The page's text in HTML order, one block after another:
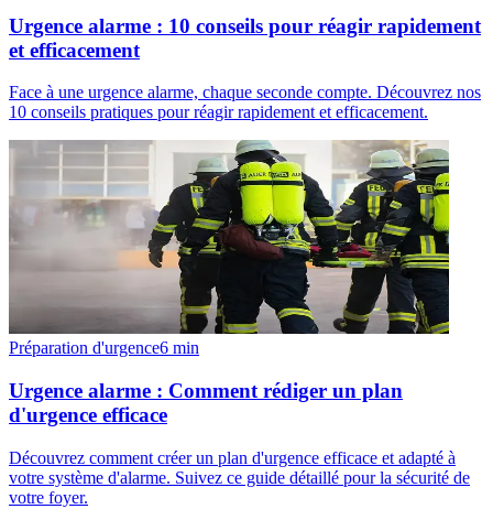
Urgence alarme : 10 conseils pour réagir rapidement
et efficacement
Face à une urgence alarme, chaque seconde compte. Découvrez nos
10 conseils pratiques pour réagir rapidement et efficacement.
Préparation d'urgence6 min
Urgence alarme : Comment rédiger un plan
d'urgence efficace
Découvrez comment créer un plan d'urgence efficace et adapté à
votre système d'alarme. Suivez ce guide détaillé pour la sécurité de
votre foyer.